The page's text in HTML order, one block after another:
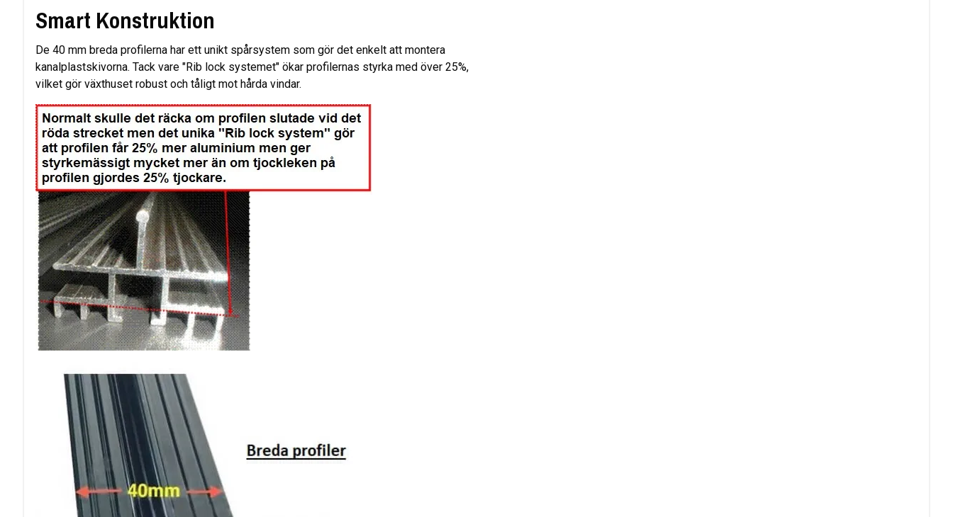
Smart Konstruktion
De 40 mm breda profilerna har ett unikt spårsystem som gör det enkelt att montera
kanalplastskivorna. Tack vare "Rib lock systemet" ökar profilernas styrka med över 25%,
vilket gör växthuset robust och tåligt mot hårda vindar.